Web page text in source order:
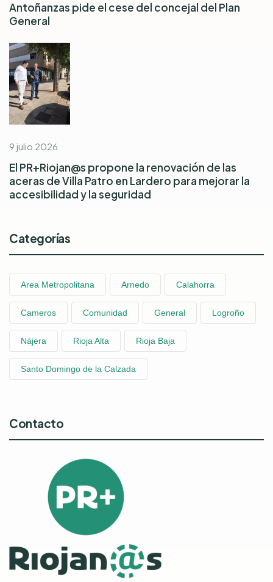
Antoñanzas pide el cese del concejal del Plan
General
9 julio 2026
El PR+Riojan@s propone la renovación de las
aceras de Villa Patro en Lardero para mejorar la
accesibilidad y la seguridad
Categorías
Area Metropolitana Arnedo Calahorra
Cameros Comunidad General Logroño
Nájera Rioja Alta Rioja Baja
Santo Domingo de la Calzada
Contacto